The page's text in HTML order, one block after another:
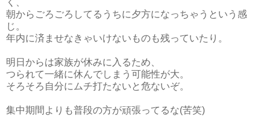
く、
朝からごろごろしてるうちに夕方になっちゃうという感
じ。
年内に済ませなきゃいけないものも残っていたり。
明日からは家族が休みに入るため、
つられて一緒に休んでしまう可能性が大。
そろそろ自分にムチ打たないと危ないぞ。
集中期間よりも普段の方が頑張ってるな(苦笑)